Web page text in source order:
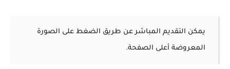
يمكن التقديم المباشر عن طريق الضغط على الصورة
المعروضة أعلى الصفحة.